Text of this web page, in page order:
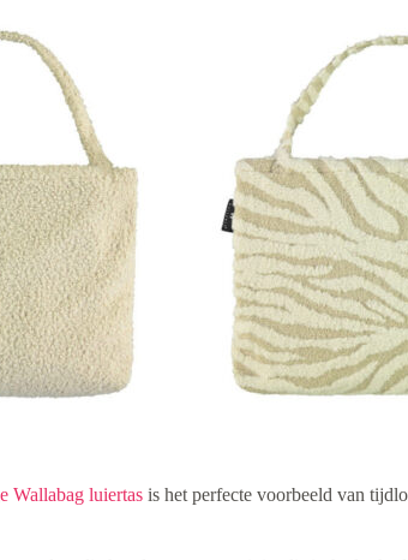
Wallabag luiertas is het perfecte voorbeeld van